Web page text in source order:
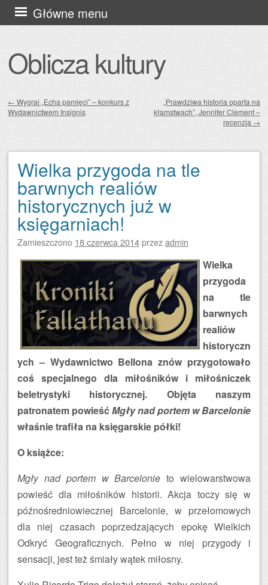
Oblicza kultury
Główne menu
Przejdź
do
Zobacz wpisy
← Wygraj „Echa pamięci” – konkurs z
Wydawnictwem Insignis
„Prawdziwa historia oparta na
kłamstwach”, Jennifer Clement –
recenzja →
Wielka przygoda na tle
barwnych realiów
historycznych już w
księgarniach!
Zamieszczono 18 czerwca 2014przezadmin
Wielka
przygoda
na tle
barwnych
realiów
historyczn
ych – Wydawnictwo Bellona znów przygotowało
coś specjalnego dla miłośników i miłośniczek
beletrystyki historycznej. Objęta naszym
patronatem powieśćMgły nad portem w Barcelonie
właśnie trafiła na księgarskie półki!
O książce:
Mgły nad portem w Barcelonie to wielowarstwowa
powieść dla miłośników historii. Akcja toczy się w
późnośredniowiecznej Barcelonie, w przełomowych
dla niej czasach poprzedzających epokę Wielkich
Odkryć Geograficznych. Pełno w niej przygody i
sensacji, jest też śmiały wątek miłosny.